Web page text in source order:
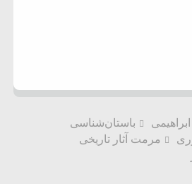
باستان‌شناسی
مرمت آثار تاریخی